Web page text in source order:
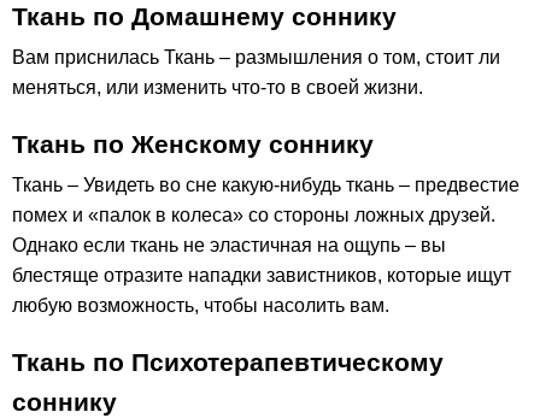
Ткань по Домашнему соннику
Вам приснилась Ткань – размышления о том, стоит ли
меняться, или изменить что-то в своей жизни.
Ткань по Женскому соннику
Ткань – Увидеть во сне какую-нибудь ткань – предвестие
помех и «палок в колеса» со стороны ложных друзей.
Однако если ткань не эластичная на ощупь – вы
блестяще отразите нападки завистников, которые ищут
любую возможность, чтобы насолить вам.
Ткань по Психотерапевтическому
соннику